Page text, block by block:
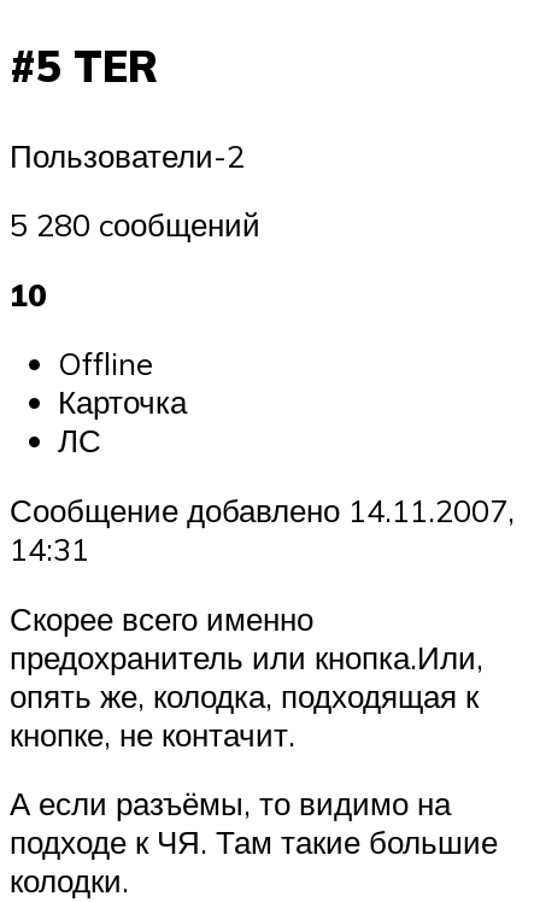
#5 TER
Пользователи-2
5 280 cообщений
10
Offline
Карточка
ЛС
Сообщение добавлено 14.11.2007,
14:31
Скорее всего именно
предохранитель или кнопка.Или,
опять же, колодка, подходящая к
кнопке, не контачит.
А если разъёмы, то видимо на
подходе к ЧЯ. Там такие большие
колодки.